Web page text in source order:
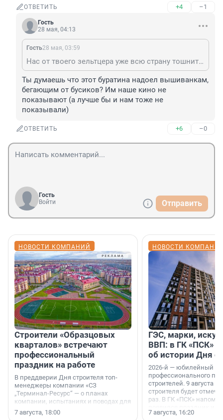
ОТВЕТИТЬ +4 –1
Гость
28 мая, 04:13
Гость28 мая, 03:59
Нас от твоего зельтцера уже всю страну тошнит, когда вы его отправите к мельнику?
Ты думаешь что этот буратина надоел вышиванкам,
бегающим от бусиков? Им наше кино не
показывают (а лучше бы и нам тоже не
показывали)
ОТВЕТИТЬ +6 –0
Гость
Войти
Отправить
НОВОСТИ КОМПАНИЙ
Строители «Образцовых
кварталов» встречают
профессиональный
праздник на работе
В преддверии Дня строителя топ-
менеджеры компании «СЗ
„Терминал-Ресурс“ — о планах
компании, испытаниях и поводах для
осторожного оптимизма.
7 августа, 18:00
НОВОСТИ
ГЭС, марки,
ВВП: в ГК «ПСК»
об истории Дня
2026-й — юбилейный
профессионального
строителей. 9 августа
строителя будет
раз. В ГК «ПСК»
поменялась роль
7 августа, 16:20